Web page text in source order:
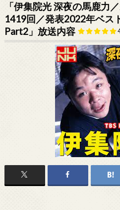
「伊集院光 深夜の馬鹿力
1419回／発表2022年ベス
Part2」放送内容